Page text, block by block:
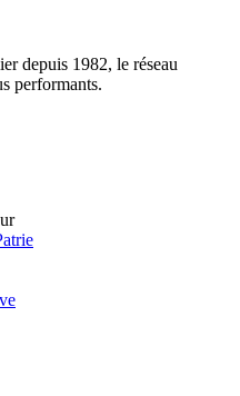
depuis 1982, le réseau
performants.